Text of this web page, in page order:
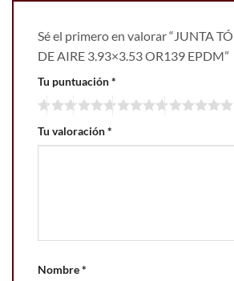
Sé el primero en valorar “JUNTA
DE AIRE 3.93×3.53 OR139 EPDM”
Tu puntuación*
Tu valoración*
Nombre*